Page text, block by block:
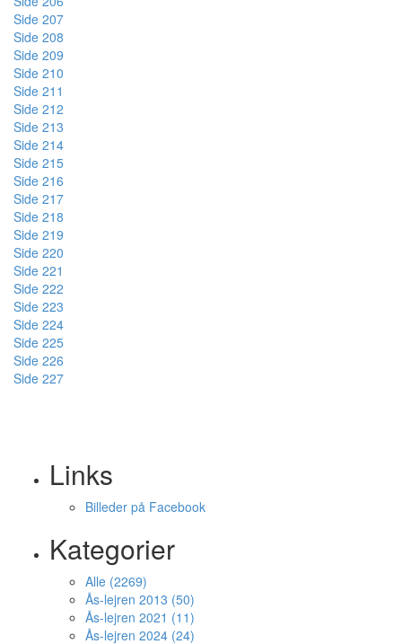
Side 207
Side 208
Side 209
Side 210
Side 211
Side 212
Side 213
Side 214
Side 215
Side 216
Side 217
Side 218
Side 219
Side 220
Side 221
Side 222
Side 223
Side 224
Side 225
Side 226
Side 227
Links
Billeder på Facebook
Kategorier
Alle (2269)
Ås-lejren 2013 (50)
Ås-lejren 2021 (11)
Ås-lejren 2024 (24)